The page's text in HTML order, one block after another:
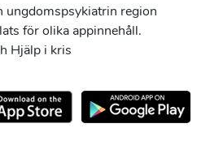
ungdomspsykiatrin region
för olika appinnehåll.
Hjälp i kris